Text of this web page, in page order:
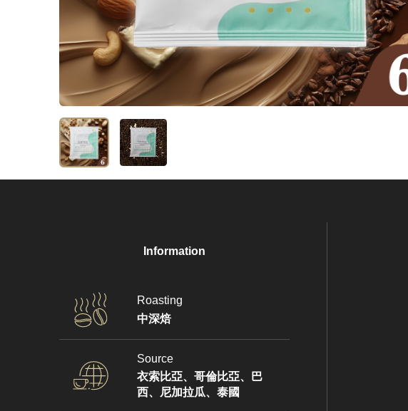
Information
Roasting
中深焙
Source
衣索比亞、哥倫比亞、巴
西、尼加拉瓜、泰國